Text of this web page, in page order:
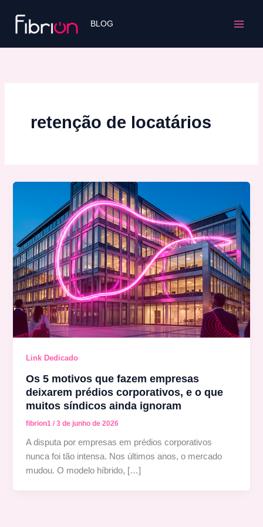
conteúdo
BLOG
retenção de locatários
Link Dedicado
Os 5 motivos que fazem empresas
deixarem prédios corporativos, e o que
muitos síndicos ainda ignoram
fibrion1/3 de junho de 2026
A disputa por empresas em prédios corporativos
nunca foi tão intensa. Nos últimos anos, o mercado
mudou. O modelo híbrido, […]